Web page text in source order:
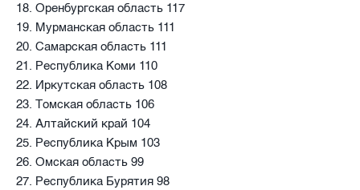
18. Оренбургская область 117
19. Мурманская область 111
20. Самарская область 111
21. Республика Коми 110
22. Иркутская область 108
23. Томская область 106
24. Алтайский край 104
25. Республика Крым 103
26. Омская область 99
27. Республика Бурятия 98